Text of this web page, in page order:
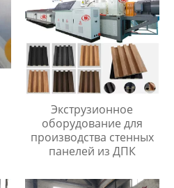
Экструзионное
оборудование для
производства стенных
панелей из ДПК